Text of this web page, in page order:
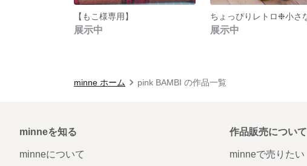
【もこ様専用】
展示中 展示中
minne ホーム pink BAMBI の作品一覧
minneを知る
minneについて
作品販売について
minneで売りたい